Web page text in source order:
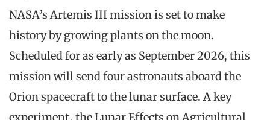
NASA’s Artemis III mission is set to make
history by growing plants on the moon.
Scheduled for as early as September 2026, this
mission will send four astronauts aboard the
Orion spacecraft to the lunar surface. A key